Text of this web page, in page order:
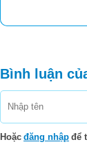
Bình luận
Hoặc đăng nhập để